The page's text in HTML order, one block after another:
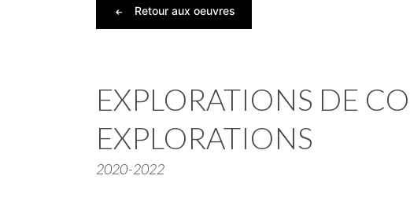
Retour aux oeuvres
EXPLORATIONS DE
EXPLORATIONS
2020-2022